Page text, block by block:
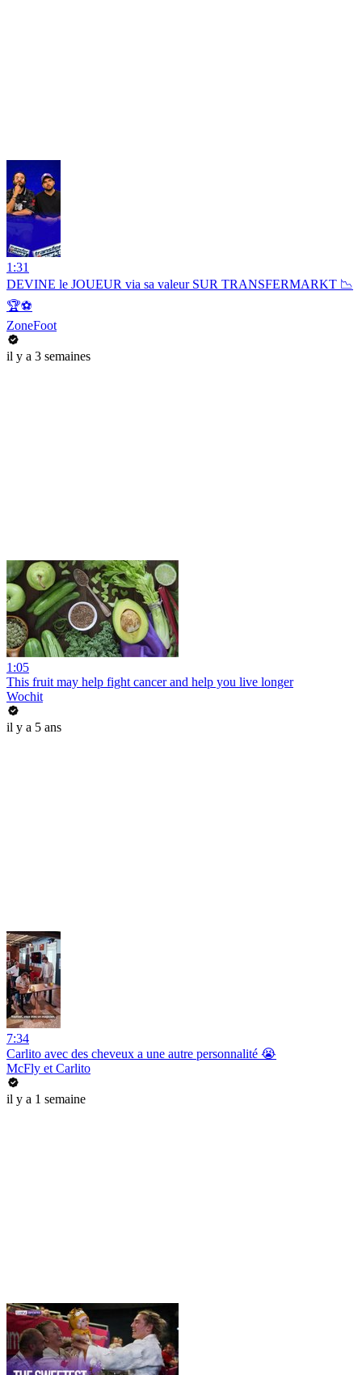
1:31
DEVINE le JOUEUR via sa valeur SUR TRANSFERMARKT 📉
🏆⚽️
ZoneFoot
il y a 3 semaines
1:05
This fruit may help fight cancer and help you live longer
Wochit
il y a 5 ans
7:34
Carlito avec des cheveux a une autre personnalité 😭
McFly et Carlito
il y a 1 semaine